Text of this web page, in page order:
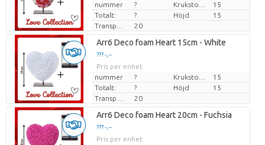
nummer
?
15
Totalt:
? Höjd
15
20
Arr6 Deco foam Heart 15cm - White
??? -,--
Pris per enhet
nummer
?
15
Totalt:
? Höjd
15
20
Arr6 Deco foam Heart 20cm - Fuchsia
??? -,--
Pris per enhet